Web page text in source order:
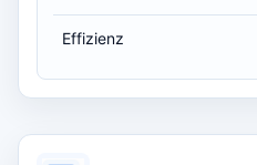
Effizienz